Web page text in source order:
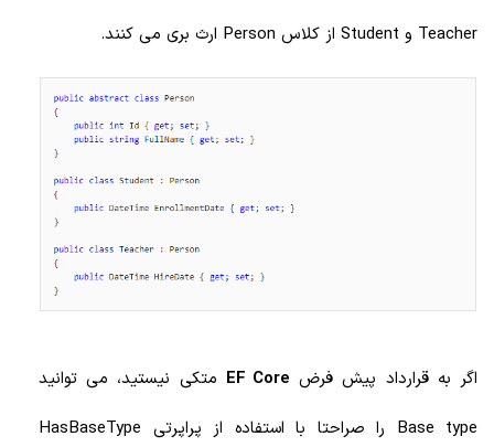
Teacher و Student از کلاس Person ارث بری می کنند.
اگر به قرارداد پیش فرض EF Core متکی نیستید، می توانید
Base type را صراحتا با استفاده از پراپرتی HasBaseType